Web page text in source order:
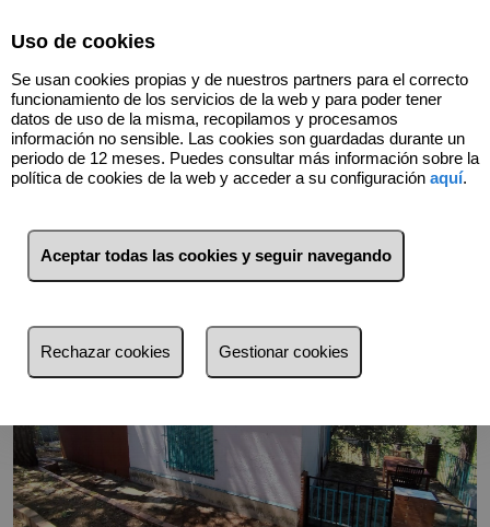
Volver
Uso de cookies
Se usan cookies propias y de nuestros partners para el correcto
funcionamiento de los servicios de la web y para poder tener
datos de uso de la misma, recopilamos y procesamos
información no sensible. Las cookies son guardadas durante un
periodo de 12 meses. Puedes consultar más información sobre la
política de cookies de la web y acceder a su configuración aquí.
Aceptar todas las cookies y seguir navegando
Rechazar cookies Gestionar cookies